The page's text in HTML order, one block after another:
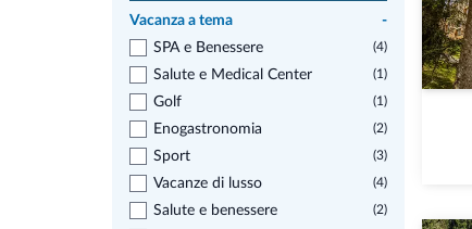
Vacanza a tema
-
SPA e Benessere
(4)
Salute e Medical Center (1)
Golf (1)
Enogastronomia (2)
Sport (3)
Vacanze di lusso (4)
Salute e benessere (2)